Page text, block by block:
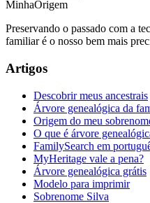
MinhaOrigem
Preservando o passado com a
familiar é o nosso bem mais
Artigos
Descobrir meus ancestrais
Árvore genealógica da
Origem do meu
O que é árvore
FamilySearch em
MyHeritage vale a pena?
Árvore genealógica grátis
Modelo para imprimir
Sobrenome Silva